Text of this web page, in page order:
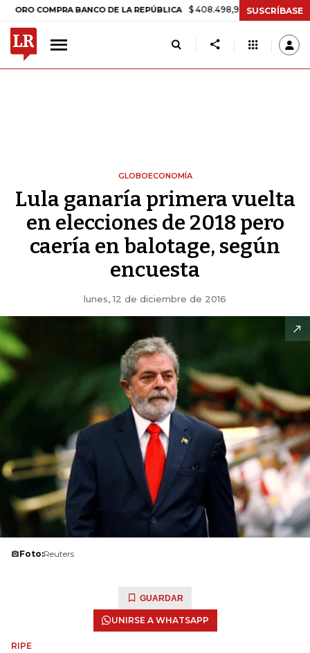
COMPRA BANCO DE LA REPÚBLICA $ 408.498,97 +$ 8.753,81 +2,19%
SUSCRÍBASE
GLOBOECONOMÍA
Lula ganaría primera vuelta
en elecciones de 2018 pero
caería en balotage, según
encuesta
lunes, 12 de diciembre de 2016
Foto:Reuters
GUARDAR
UNIRSE A WHATSAPP
RIPE